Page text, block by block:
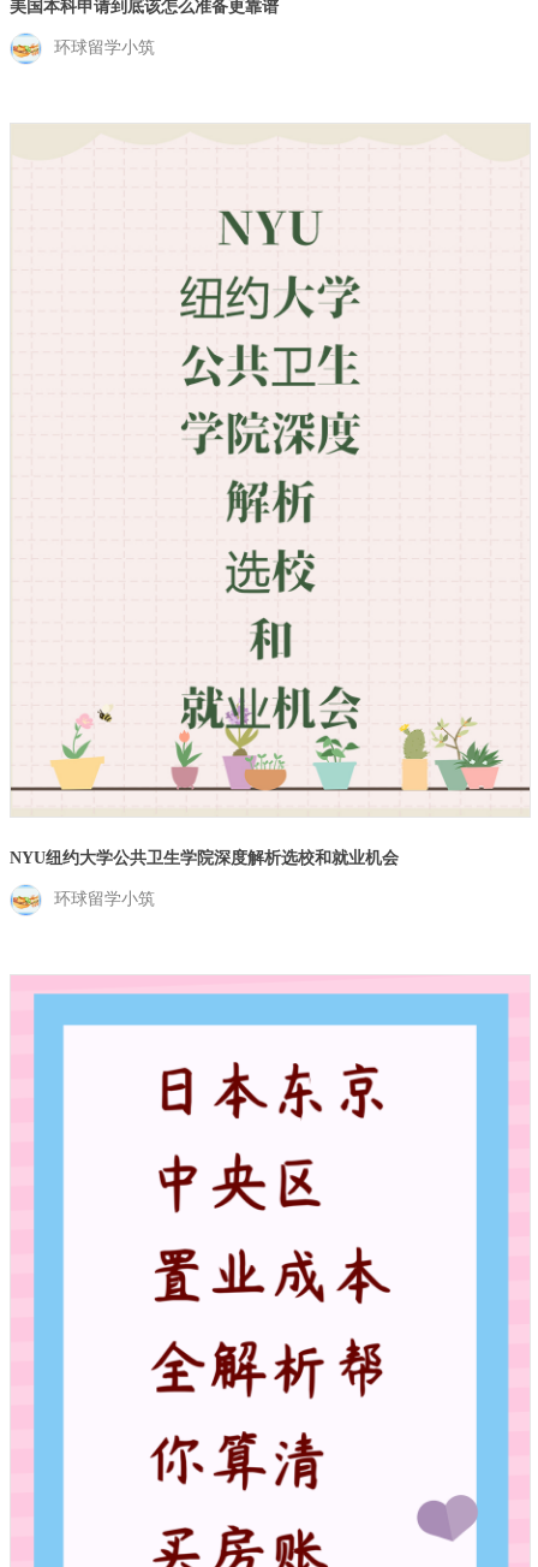
美国本科申请到底该怎么准备更靠谱
环球留学小筑
NYU纽约大学公共卫生学院深度解析选校和就业机会
环球留学小筑